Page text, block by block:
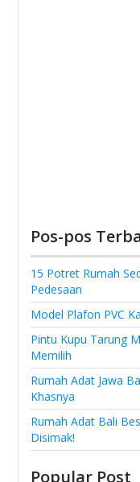
Pos-pos
15 Potret Rumah
Pedesaan
Model Plafon PVC
Pintu Kupu Tarung
Memilih
Rumah Adat Jawa
Khasnya
Rumah Adat Bali
Disimak!
Popular Post